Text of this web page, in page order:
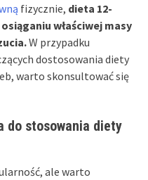
fizycznie, dieta 12-
właściwej masy
W przypadku
dostosowania diety
warto skonsultować się
do stosowania diety
ale warto